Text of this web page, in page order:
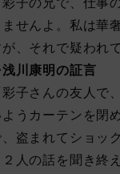
彩子の兄で、仕事
ませんよ。私は華
、それで疑われ
浅川康明の証言
彩子さんの友人で
ようカーテンを閉
、盗まれてショッ
人の話を聞き終